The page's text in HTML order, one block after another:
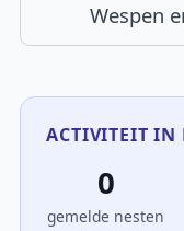
Wespen
ACTIVITEIT IN
0
gemelde nesten